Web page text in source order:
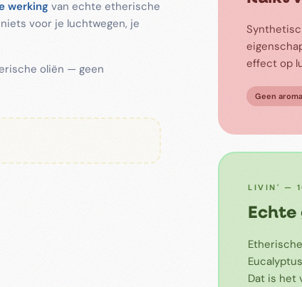
werking van echte etherische
voor je luchtwegen, je
oliën — geen
effect op
Geen
LIVIN' —
Echte
Dat is het